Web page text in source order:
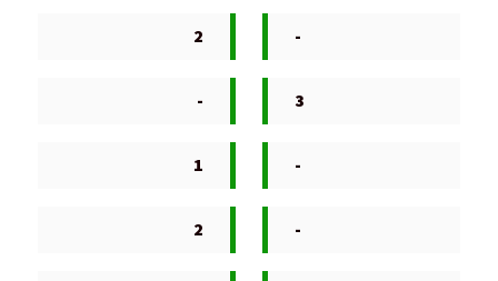
2 -
- 3
1 -
2 -